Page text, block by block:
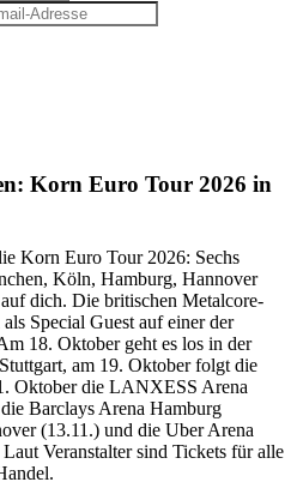
Korn Euro Tour 2026 in
Korn Euro Tour 2026: Sechs
Köln, Hamburg, Hannover
dich. Die britischen Metalcore-
Special Guest auf einer der
18. Oktober geht es los in der
am 19. Oktober folgt die
Oktober die LANXESS Arena
Barclays Arena Hamburg
(13.11.) und die Uber Arena
Veranstalter sind Tickets für alle